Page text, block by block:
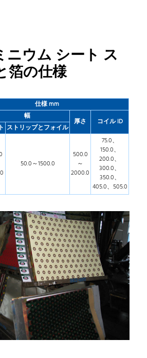
ニウム シート ス
箔の仕様
仕様 mm
幅
厚さ コイル ID
ストリップとフォイル
50.0～1500.0
500.0
～
2000.0
75.0、
150.0、
200.0、
300.0、
350.0、
405.0、505.0